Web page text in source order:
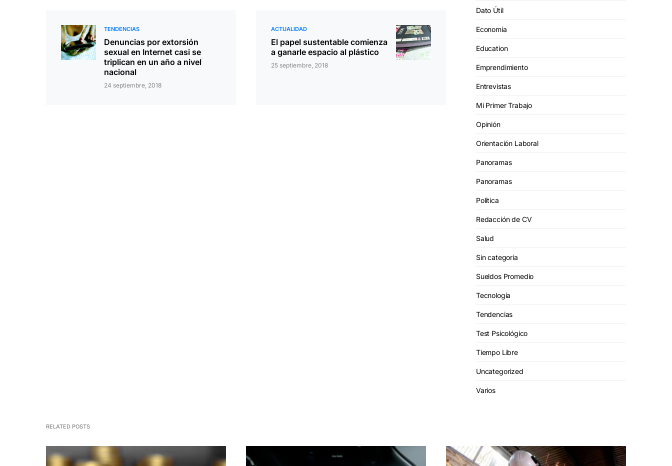
TENDENCIAS
Denuncias por extorsión
sexual en Internet casi se
triplican en un año a nivel
nacional
24 septiembre, 2018
ACTUALIDAD
El papel sustentable comienza
a ganarle espacio al plástico
25 septiembre, 2018
Dato Útil
Economía
Education
Emprendimiento
Entrevistas
Mi Primer Trabajo
Opinión
Orientación Laboral
Panoramas
Panoramas
Política
Redacción de CV
Salud
Sin categoría
Sueldos Promedio
Tecnología
Tendencias
Test Psicológico
Tiempo Libre
Uncategorized
Varios
RELATED POSTS